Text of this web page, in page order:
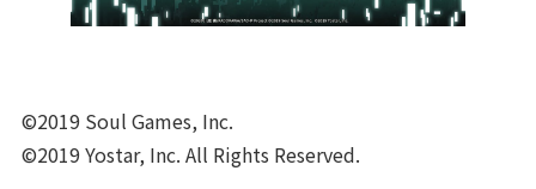
©2019 Soul Games, Inc.
©2019 Yostar, Inc. All Rights Reserved.